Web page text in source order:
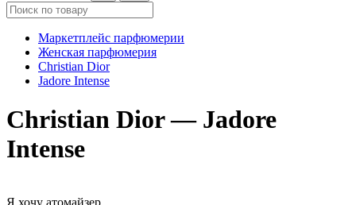
Маркетплейс парфюмерии
Женская парфюмерия
Christian Dior
Jadore Intense
Christian Dior — Jadore
Intense
Я хочу атомайзер